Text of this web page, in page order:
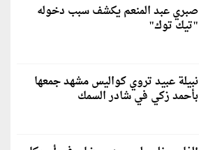
صبري عبد المنعم يكشف سبب دخوله
"تيك توك"
نبيلة عبيد تروي كواليس مشهد جمعها
بأحمد زكي في شادر السمك